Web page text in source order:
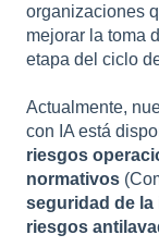
organizaciones
mejorar la toma
etapa del ciclo
Actualmente,
con IA está
riesgos
normativos
seguridad de
riesgos